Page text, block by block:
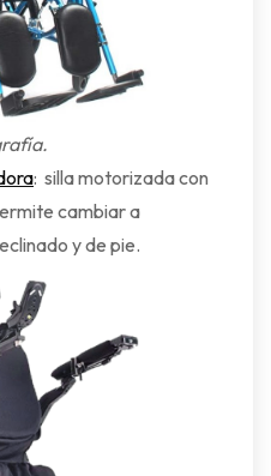
: silla motorizada con
cambiar a
y de pie.